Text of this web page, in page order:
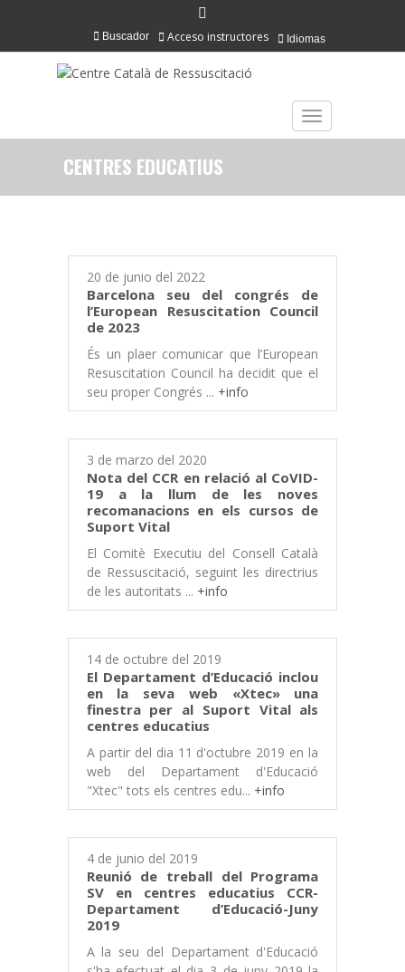
Idiomas
Acceso instructores
Buscador
TOGGLE
CENTRES EDUCATIUS
20 de junio del 2022
Barcelona seu del congrés de
l’European Resuscitation Council
de 2023
És un plaer comunicar que l’European
Resuscitation Council ha decidit que el
seu proper Congrés ... +info
3 de marzo del 2020
Nota del CCR en relació al CoVID-
19 a la llum de les noves
recomanacions en els cursos de
Suport Vital
El Comitè Executiu del Consell Català
de Ressuscitació, seguint les directrius
de les autoritats ... +info
14 de octubre del 2019
El Departament d’Educació inclou
en la seva web «Xtec» una
finestra per al Suport Vital als
centres educatius
A partir del dia 11 d'octubre 2019 en la
web del Departament d'Educació
"Xtec" tots els centres edu... +info
4 de junio del 2019
Reunió de treball del Programa
SV en centres educatius CCR-
Departament d’Educació-Juny
2019
A la seu del Departament d'Educació